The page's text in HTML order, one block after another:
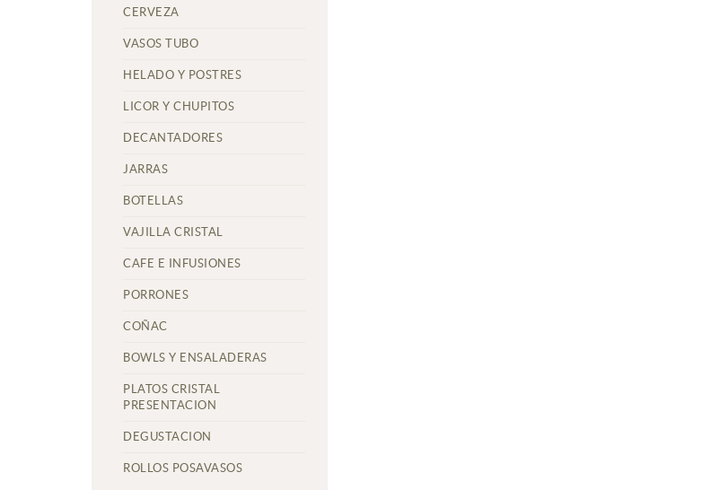
CERVEZA
VASOS TUBO
HELADO Y POSTRES
LICOR Y CHUPITOS
DECANTADORES
JARRAS
BOTELLAS
VAJILLA CRISTAL
CAFE E INFUSIONES
PORRONES
COÑAC
BOWLS Y ENSALADERAS
PLATOS CRISTAL
PRESENTACION
DEGUSTACION
ROLLOS POSAVASOS